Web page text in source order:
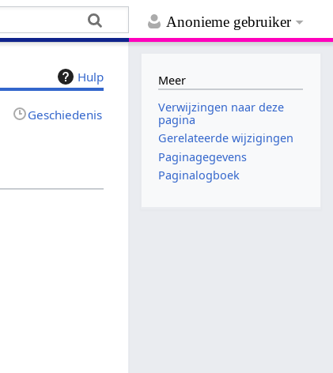
Anonieme gebruiker
Hulp
Geschiedenis
Meer
Verwijzingen naar deze
pagina
Gerelateerde wijzigingen
Paginagegevens
Paginalogboek